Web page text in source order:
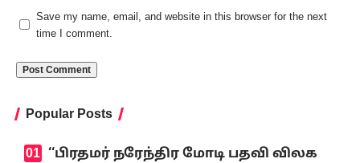
Save my name, email, and website in this browser for the next
time I comment.
Popular Posts
‘‘பிரதமர் நரேந்திர மோடி பதவி விலக